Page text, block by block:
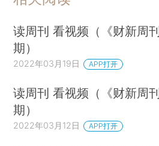
读周刊 看视频（《财新周
期）
2022年03月19日 APP打开
读周刊 看视频（《财新周
期）
2022年03月12日 APP打开